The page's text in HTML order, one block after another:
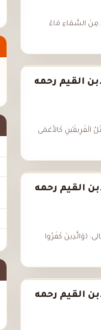
مِنَ السَّمَاءِ مَاءً
القيم رحمه
الْفَرِيقَيْنِ كَالأَعْمَى
القيم رحمه
﴿وَالَّذِينَ كَفَرُوا
القيم رحمه